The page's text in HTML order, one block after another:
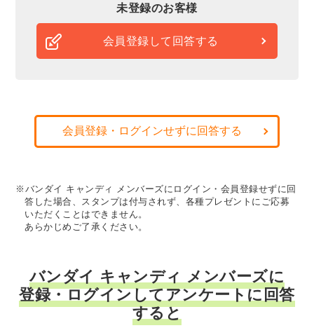
未登録のお客様
会員登録して回答する
会員登録・ログインせずに回答する
※バンダイ キャンディ メンバーズにログイン・会員登録せずに回
答した場合、スタンプは付与されず、各種プレゼントにご応募
いただくことはできません。
あらかじめご了承ください。
バンダイ キャンディ メンバーズに
登録・ログインしてアンケートに回答
すると